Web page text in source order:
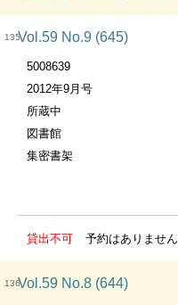
135Vol.59 No.9 (645)
5008639
2012年9月号
所蔵中
図書館
集密書架
貸出不可 予約はありません
136Vol.59 No.8 (644)